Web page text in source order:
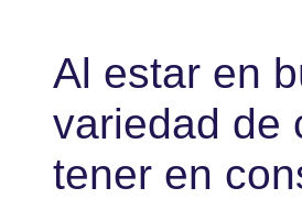
Al estar en
variedad de
tener en